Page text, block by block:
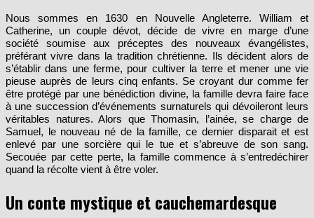
Nous sommes en 1630 en Nouvelle Angleterre. William et
Catherine, un couple dévot, décide de vivre en marge d’une
société soumise aux préceptes des nouveaux évangélistes,
préférant vivre dans la tradition chrétienne. Ils décident alors de
s’établir dans une ferme, pour cultiver la terre et mener une vie
pieuse auprès de leurs cinq enfants. Se croyant dur comme fer
être protégé par une bénédiction divine, la famille devra faire face
à une succession d’événements surnaturels qui dévoileront leurs
véritables natures. Alors que Thomasin, l’ainée, se charge de
Samuel, le nouveau né de la famille, ce dernier disparait et est
enlevé par une sorcière qui le tue et s’abreuve de son sang.
Secouée par cette perte, la famille commence à s’entredéchirer
quand la récolte vient à être voler.
Un conte mystique et cauchemardesque